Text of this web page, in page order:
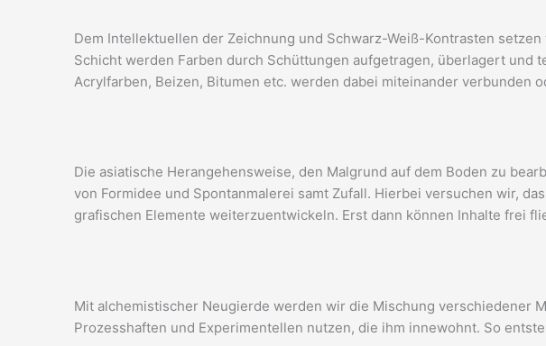
Dem Intellektuellen der Zeichnung und Schwarz-Weiß-Kontrasten
Schicht werden Farben durch Schüttungen aufgetragen, überlagert
Acrylfarben, Beizen, Bitumen etc. werden dabei miteinander verbunden
Die asiatische Herangehensweise, den Malgrund auf dem Boden zu
von Formidee und Spontanmalerei samt Zufall. Hierbei versuchen wir,
grafischen Elemente weiterzuentwickeln. Erst dann können Inhalte frei
Mit alchemistischer Neugierde werden wir die Mischung verschiedener
Prozesshaften und Experimentellen nutzen, die ihm innewohnt. So